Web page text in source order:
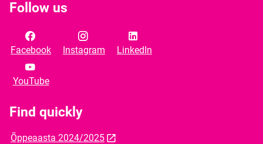
Follow us
Facebook Instagram LinkedIn
YouTube
Find quickly
Õppeaasta 2024/2025